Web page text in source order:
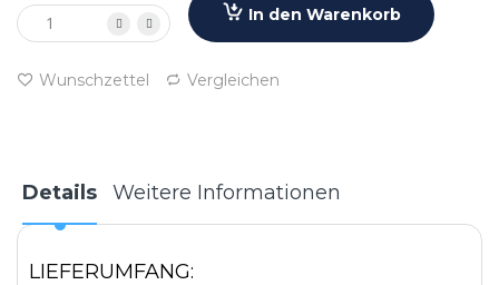
In den Warenkorb
Wunschzettel Vergleichen
Details
LIEFERUMFANG:
Weitere Informationen